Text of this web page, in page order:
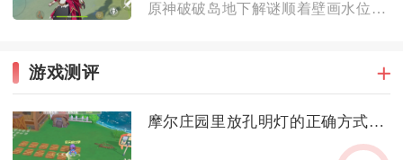
原神破破岛地下解谜顺着壁画水位对照、精准调节五处水潭、按石柱...
游戏测评
摩尔庄园里放孔明灯的正确方式是什么